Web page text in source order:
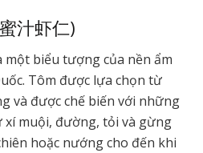
汁虾仁)
một biểu tượng của nền ẩm
Tôm được lựa chọn từ
và được chế biến với những
xí muội, đường, tỏi và gừng
hoặc nướng cho đến khi